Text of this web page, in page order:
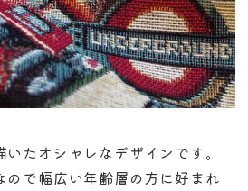
たオシャレなデザインです。
ので幅広い年齢層の方に好まれ